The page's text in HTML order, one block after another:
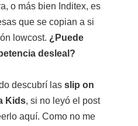
o más bien Inditex, es
que se copian a si
lowcost. ¿Puede
desleal?
descubrí las slip on
Kids, si no leyó el post
aquí. Como no me